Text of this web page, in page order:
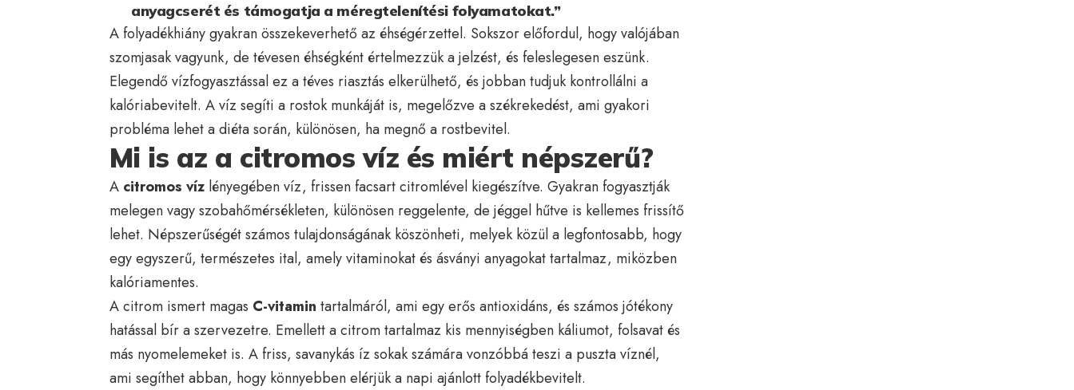
anyagcserét és támogatja a méregtelenítési folyamatokat.”
A folyadékhiány gyakran összekeverhető az éhségérzettel. Sokszor előfordul, hogy valójában
szomjasak vagyunk, de tévesen éhségként értelmezzük a jelzést, és feleslegesen eszünk.
Elegendő vízfogyasztással ez a téves riasztás elkerülhető, és jobban tudjuk kontrollálni a
kalóriabevitelt. A víz segíti a rostok munkáját is, megelőzve a székrekedést, ami gyakori
probléma lehet a diéta során, különösen, ha megnő a rostbevitel.
Mi is az a citromos víz és miért népszerű?
A citromos víz lényegében víz, frissen facsart citromlével kiegészítve. Gyakran fogyasztják
melegen vagy szobahőmérsékleten, különösen reggelente, de jéggel hűtve is kellemes frissítő
lehet. Népszerűségét számos tulajdonságának köszönheti, melyek közül a legfontosabb, hogy
egy egyszerű, természetes ital, amely vitaminokat és ásványi anyagokat tartalmaz, miközben
kalóriamentes.
A citrom ismert magas C-vitamin tartalmáról, ami egy erős antioxidáns, és számos jótékony
hatással bír a szervezetre. Emellett a citrom tartalmaz kis mennyiségben káliumot, folsavat és
más nyomelemeket is. A friss, savanykás íz sokak számára vonzóbbá teszi a puszta víznél,
ami segíthet abban, hogy könnyebben elérjük a napi ajánlott folyadékbevitelt.